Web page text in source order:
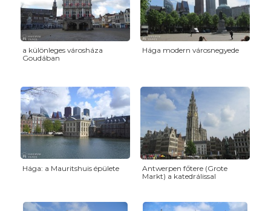
a különleges városháza
Goudában
Hága modern városnegyede
Hága: a Mauritshuis épülete
Antwerpen főtere (Grote
Markt) a katedrálissal